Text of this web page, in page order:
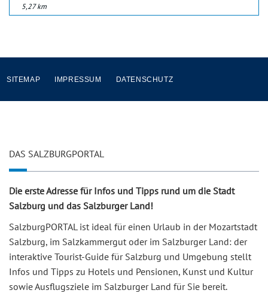
5,27 km
SITEMAP IMPRESSUM DATENSCHUTZ
DAS SALZBURGPORTAL
Die erste Adresse für Infos und Tipps rund um die Stadt
Salzburg und das Salzburger Land!
SalzburgPORTAL ist ideal für einen Urlaub in der Mozartstadt
Salzburg, im Salzkammergut oder im Salzburger Land: der
interaktive Tourist-Guide für Salzburg und Umgebung stellt
Infos und Tipps zu Hotels und Pensionen, Kunst und Kultur
sowie Ausflugsziele im Salzburger Land für Sie bereit.